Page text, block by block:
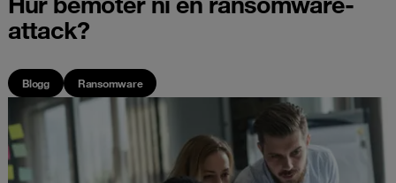
attack?
Blogg Ransomware